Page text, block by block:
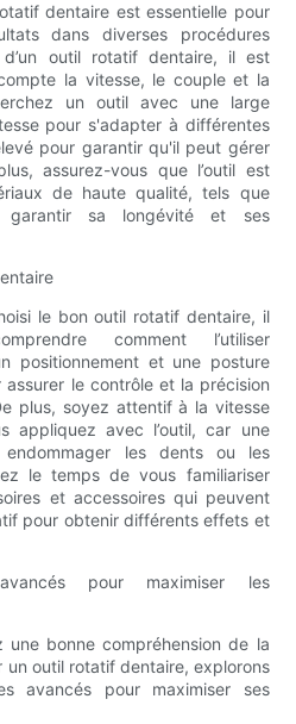
dentaire est essentielle pour
dans diverses procédures
outil rotatif dentaire, il est
la vitesse, le couple et la
un outil avec une large
pour s'adapter à différentes
pour garantir qu'il peut gérer
assurez-vous que l’outil est
de haute qualité, tels que
garantir sa longévité et ses
le bon outil rotatif dentaire, il
comment l’utiliser
positionnement et une posture
le contrôle et la précision
plus, soyez attentif à la vitesse
appliquez avec l’outil, car une
endommager les dents ou les
le temps de vous familiariser
et accessoires qui peuvent
pour obtenir différents effets et
pour maximiser les
une bonne compréhension de la
outil rotatif dentaire, explorons
avancés pour maximiser ses